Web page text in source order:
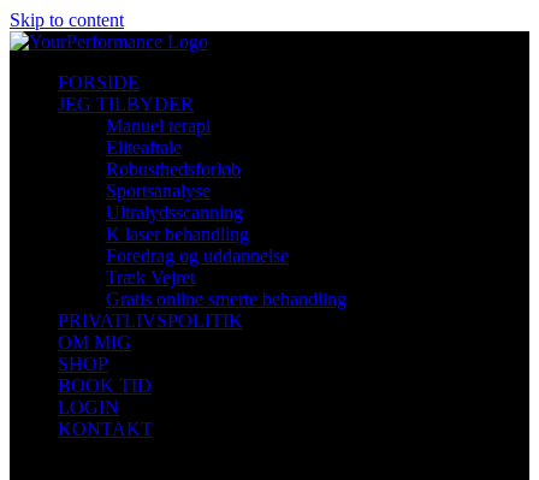
Skip to content
FORSIDE
JEG TILBYDER
Manuel terapi
Eliteaftale
Robusthedsforløb
Sportsanalyse
Ultralydsscanning
K laser behandling
Foredrag og uddannelse
Træk Vejret
Gratis online smerte behandling
PRIVATLIVSPOLITIK
OM MIG
SHOP
BOOK TID
LOGIN
KONTAKT